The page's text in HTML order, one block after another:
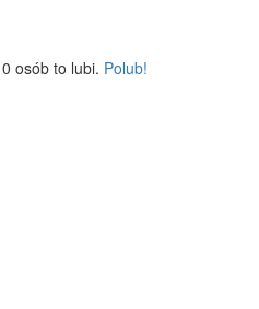
0 osób to lubi. Polub!